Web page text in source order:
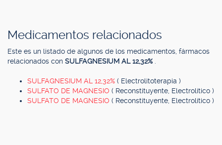
Medicamentos relacionados
Este es un listado de algunos de los medicamentos, fármacos
relacionados con SULFAGNESIUM AL 12,32%
SULFAGNESIUM AL 12,32% ( Electrolitoterapia )
SULFATO DE MAGNESIO ( Reconstituyente, Electrolítico )
SULFATO DE MAGNESIO ( Reconstituyente, Electrolítico )